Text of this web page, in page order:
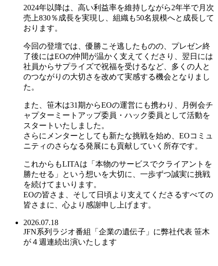
2024年以降は、高い利益率を維持しながら2年半で月次
売上830％成長を実現し、組織も50名規模へと成長して
おります。
今回の登壇では、優勝こそ逃したものの、プレゼン終
了後にはEOの仲間が温かく支えてくださり、翌日には
社員からサプライズで祝福を受けるなど、多くの人と
のつながりの大切さを改めて実感する機会となりまし
た。
また、笹木は31期からEOの運営にも携わり、月例会チ
ャプターミートアップ委員・ハック委員として活動を
スタートいたしました。
さらにメンターとしても新たな挑戦を始め、EOコミュ
ニティのさらなる発展にも貢献していく所存です。
これからもLITAは「本物のサービスでクライアントを
勝たせる」という想いを大切に、一歩ずつ誠実に挑戦
を続けてまいります。
EOの皆さま、そして日頃より支えてくださるすべての
皆さまに、心より感謝申し上げます。
2026.07.18
JFN系列ラジオ番組「企業の遺伝子」に弊社代表 笹木
が４週連続出演いたします